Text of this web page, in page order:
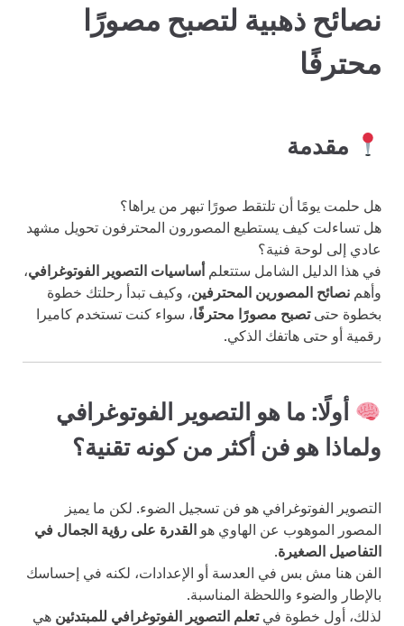
نصائح ذهبية لتصبح مصورًا
محترفًا
مقدمة
هل حلمت يومًا أن تلتقط صورًا تبهر من يراها؟
هل تساءلت كيف يستطيع المصورون المحترفون تحويل مشهد
عادي إلى لوحة فنية؟
في هذا الدليل الشامل ستتعلم أساسيات التصوير الفوتوغرافي،
وأهم نصائح المصورين المحترفين، وكيف تبدأ رحلتك خطوة
بخطوة حتىتصبح مصورًا محترفًا، سواء كنت تستخدم كاميرا
رقمية أو حتى هاتفك الذكي.
أولًا: ما هو التصوير الفوتوغرافي
ولماذا هو فن أكثر من كونه تقنية؟
التصوير الفوتوغرافي هو فن تسجيل الضوء. لكن ما يميز
المصور الموهوب عن الهاوي هو القدرة على رؤية الجمال في
التفاصيل الصغيرة.
الفن هنا مش بس في العدسة أو الإعدادات، لكنه في إحساسك
بالإطار والضوء واللحظة المناسبة.
لذلك، أول خطوة فيتعلم التصوير الفوتوغرافي للمبتدئين هي